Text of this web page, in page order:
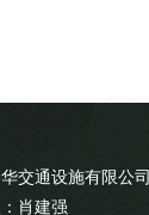
交通设施有限公司
肖建强